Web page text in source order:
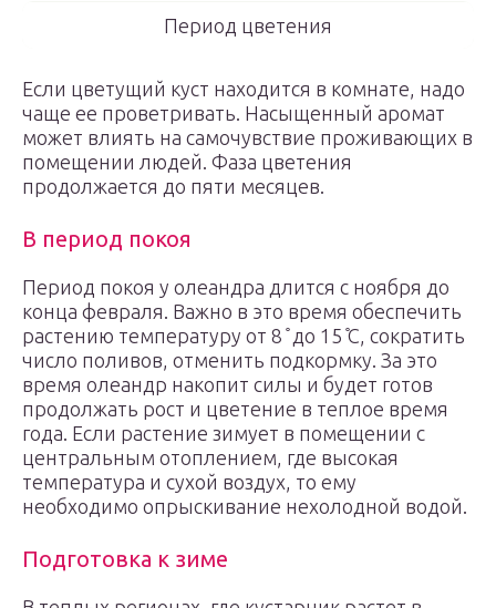
Период цветения
Если цветущий куст находится в комнате, надо
чаще ее проветривать. Насыщенный аромат
может влиять на самочувствие проживающих в
помещении людей. Фаза цветения
продолжается до пяти месяцев.
В период покоя
Период покоя у олеандра длится с ноября до
конца февраля. Важно в это время обеспечить
растению температуру от 8 ̊ до 15 ̊С, сократить
число поливов, отменить подкормку. За это
время олеандр накопит силы и будет готов
продолжать рост и цветение в теплое время
года. Если растение зимует в помещении с
центральным отоплением, где высокая
температура и сухой воздух, то ему
необходимо опрыскивание нехолодной водой.
Подготовка к зиме